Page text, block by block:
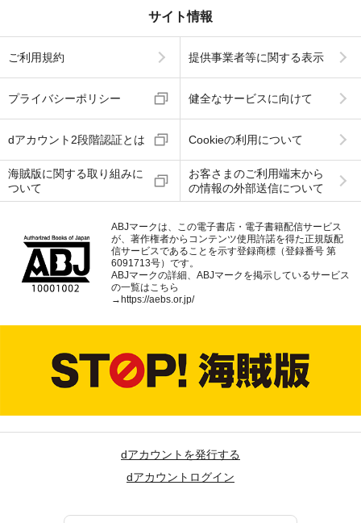
サイト情報
ご利用規約 提供事業者等に関する表示
プライバシーポリシー 健全なサービスに向けて
dアカウント2段階認証とは Cookieの利用について
海賊版に関する取り組みに
ついて
お客さまのご利用端末から
の情報の外部送信について
ABJマークは、この電子書店・電子書籍配信サービス
が、著作権者からコンテンツ使用許諾を得た正規版配
信サービスであることを示す登録商標（登録番号 第
6091713号）です。
ABJマークの詳細、ABJマークを掲示しているサービス
の一覧はこちら
→ https://aebs.or.jp/
dアカウントを発行する
dアカウントログイン